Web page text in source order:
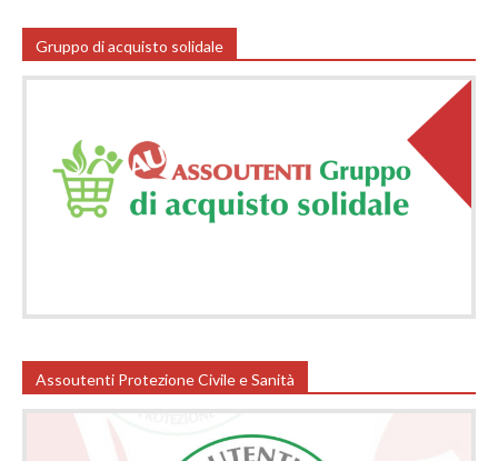
Gruppo di acquisto solidale
Assoutenti Protezione Civile e Sanità